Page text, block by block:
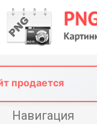
content
продается
Навигация